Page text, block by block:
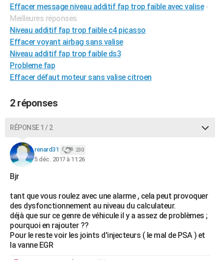
Dictionnaire
Biographies
Citations
Expressions
Proverbes
PROGRAMME TV
COPAINS D'AVANT
S'inscrire
Se connecter
Lycées
Collèges
Primaires
Universités
Entreprises
Service militaire
Avis de recherche
AVIS DE DÉCÈS
FORUM
Effacer message niveau additif fap trop faible avec valise -
Meilleures réponses
Niveau additif fap trop faible c4 picasso
Effacer voyant airbag sans valise
Niveau additif fap trop faible ds3
Probleme fap
Effacer défaut moteur sans valise citroen
2 réponses
RÉPONSE 1 / 2
renard31 230
5 déc. 2017 à 11:26
Bjr
tant que vous roulez avec une alarme , cela peut provoquer
des dysfonctionnement au niveau du calculateur.
déjà que sur ce genre de véhicule il y a assez de problèmes ;
pourquoi en rajouter ??
Pour le reste voir les joints d'injecteurs ( le mal de PSA ) et
la vanne EGR